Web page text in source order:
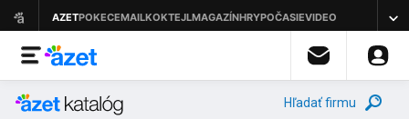
Hľadať firmu